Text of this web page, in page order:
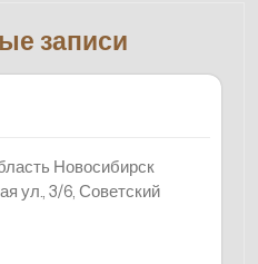
записи
Новосибирск
ул., 3/6, Советский